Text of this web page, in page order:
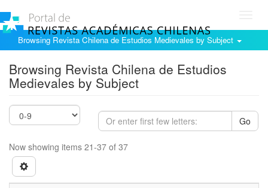
Browsing Revista Chilena de Estudios Medievales by Subject
Browsing Revista Chilena de Estudios
Medievales by Subject
Go
Now showing items 21-37 of 37